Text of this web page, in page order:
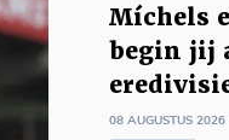
Míchels
begin jij
08 AUGUSTUS